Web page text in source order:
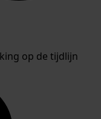
op de tijdlijn